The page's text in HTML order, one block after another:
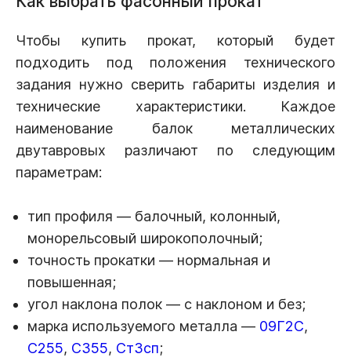
Чтобы купить прокат, который будет
подходить под положения технического
задания нужно сверить габариты изделия и
технические характеристики. Каждое
наименование балок металлических
двутавровых различают по следующим
параметрам:
тип профиля — балочный, колонный,
монорельсовый широкополочный;
точность прокатки — нормальная и
повышенная;
угол наклона полок — с наклоном и без;
марка используемого металла — 09Г2С,
С255, С355, Ст3сп;